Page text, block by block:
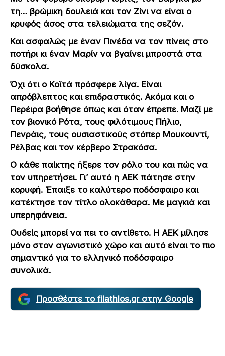
τη… βρώμικη δουλειά και τον Ζίνι να είναι ο
κρυφός άσος στα τελειώματα της σεζόν.
Και ασφαλώς με έναν Πινέδα να τον πίνεις στο
ποτήρι κι έναν Μαρίν να βγαίνει μπροστά στα
δύσκολα.
Όχι ότι ο Κοϊτά πρόσφερε λίγα. Είναι
απρόβλεπτος και επιδραστικός. Ακόμα και ο
Περέιρα βοήθησε όπως και όταν έπρεπε. Μαζί με
τον βιονικό Ρότα, τους φιλότιμους Πήλιο,
Πενράις, τους ουσιαστικούς στόπερ Μουκουντί,
Ρέλβας και τον κέρβερο Στρακόσα.
Ο κάθε παίκτης ήξερε τον ρόλο του και πώς να
τον υπηρετήσει. Γι’ αυτό η ΑΕΚ πάτησε στην
κορυφή. Έπαιξε το καλύτερο ποδόσφαιρο και
κατέκτησε τον τίτλο ολοκάθαρα. Με μαγκιά και
υπερηφάνεια.
Ουδείς μπορεί να πει το αντίθετο. Η ΑΕΚ μίλησε
μόνο στον αγωνιστικό χώρο και αυτό είναι το πιο
σημαντικό για το ελληνικό ποδόσφαιρο
συνολικά.
Προσθέστε το filathlos.gr στην Google